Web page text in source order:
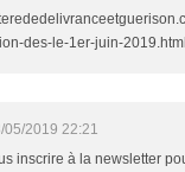
des-le-1er-juin-
05/2019 22:21
inscrire à la newsletter